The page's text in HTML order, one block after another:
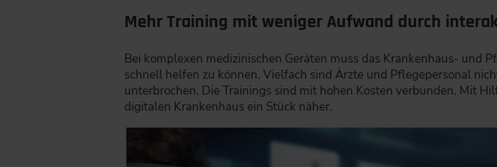
Mehr Training mit weniger Aufwand durch
Bei komplexen medizinischen Geräten muss das Krankenhaus- und
schnell helfen zu können. Vielfach sind Ärzte und Pflegepersonal
unterbrochen. Die Trainings sind mit hohen Kosten verbunden. Mit
digitalen Krankenhaus ein Stück näher.